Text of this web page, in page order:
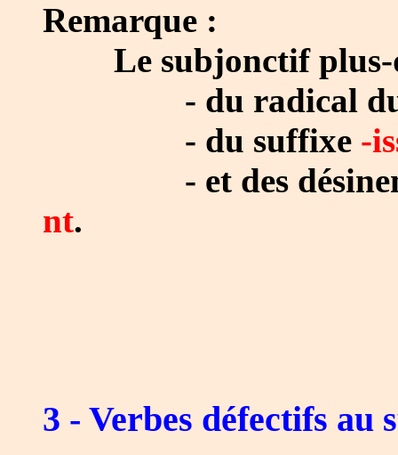
Remarque :
Le subjonctif plus-
- du radical du
- du suffixe -
- et des
nt.
3 - Verbes défectifs au